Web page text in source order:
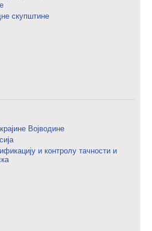
скупштине
Војводине
и контролу тачности и